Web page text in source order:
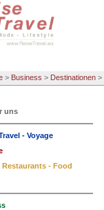
> Business > Destinationen >
uns
- Voyage
Restaurants - Food